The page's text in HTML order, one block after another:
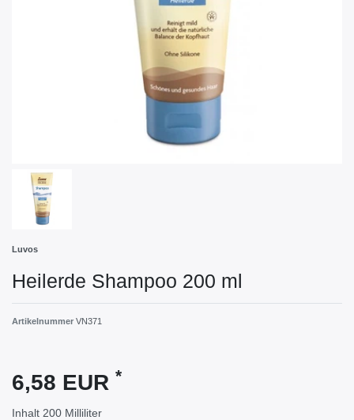
Luvos
Heilerde Shampoo 200 ml
Artikelnummer VN371
6,58 EUR *
Inhalt 200 Milliliter